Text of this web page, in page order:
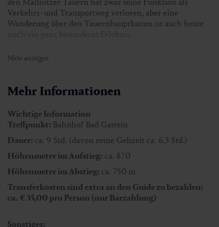
Verkehrs- und Transportweg verloren, aber eine
Wanderung über den Tauernhauptkamm ist auch heute
noch ein ganz besonderes Erlebnis.
Wanderweg. „Auf den Spuren der Römer“ wird
geologischen Aufbau der Tauern.
Vom Bahnhof Bad Gastein bringt uns ein Taxidienst ins
Nassfeld (Sportgastein).
Über den Naturschauweg durchwandern wir das lange
Becken dieses Hochtales, wo die Spuren des ehemaligen
Gold- und Silberbergbaues allgegenwärtig sind. Überall
kann man auf den Almwiesen Weidevieh beobachten.
Nach einer guten halbstündigen Gehzeit erreicht man
den Aufstiegsweg zur Hagener Hütte.
Für den geübten Bergwanderer ist der in zahlreichen
Mehr anzeigen
Mehr Informationen
Wichtige Information
Treffpunkt: Bahnhof Bad Gastein
Dauer: ca. 9 Std. (davon reine Gehzeit ca. 6,5 Std.)
Höhenmeter im Aufstieg: ca. 870
Höhenmeter im Abstieg: ca. 750 m
Transferkosten sind extra an den Guide zu bezahlen:
ca. € 35,00 pro Person (nur Barzahlung)
Sonstiges: